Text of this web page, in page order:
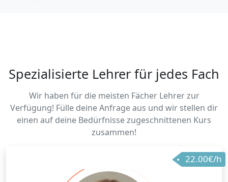
Spezialisierte Lehrer für jedes Fach
Wir haben für die meisten Fächer Lehrer zur
Verfügung! Fülle deine Anfrage aus und wir stellen dir
einen auf deine Bedürfnisse zugeschnittenen Kurs
zusammen!
22.00€/h